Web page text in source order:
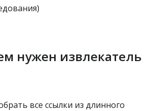
нужен извлекатель
все ссылки из длинного